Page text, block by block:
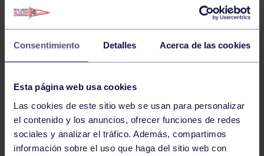
Consentimiento Detalles Acerca de las cookies
Esta página web usa cookies
Las cookies de este sitio web se usan para personalizar
el contenido y los anuncios, ofrecer funciones de redes
sociales y analizar el tráfico. Además, compartimos
información sobre el uso que haga del sitio web con
Por un lado, excelentes los resultados de nuestros
grupistas de GAM en la Copa Vasca que se celebró el
de Vitoria.
Base 4 – Tercer Clasificado. : Rodrigo Sánchez
Senior – Campeón: Álvaro Arrospide